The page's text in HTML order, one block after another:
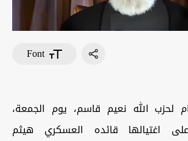
Font
لحزب الله نعيم قاسم، يوم الجمعة،
اغتيالها قائده العسكري هيثم